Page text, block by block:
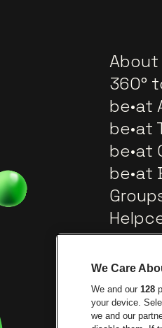
About
360°
be•at
be•at
be•at
be•at
We Care
We and our 128
your device.
we and our